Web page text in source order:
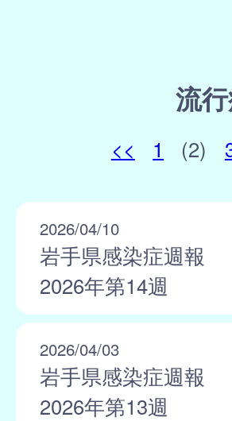
流
<< 1 (2)
2026/04/10
岩手県感染症週報
2026年第14週
2026/04/03
岩手県感染症週報
2026年第13週